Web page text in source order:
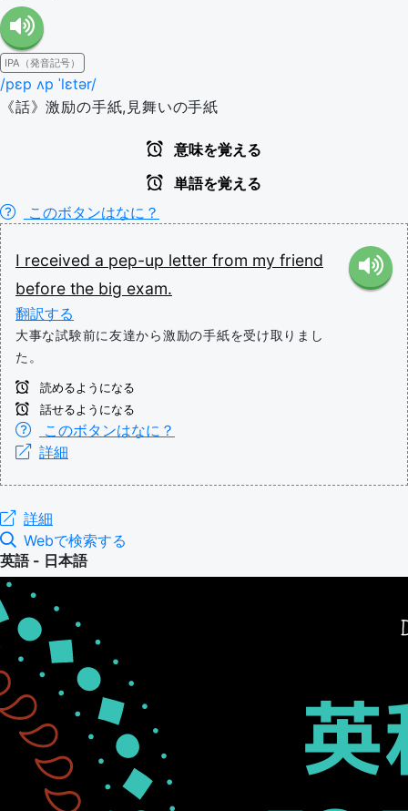
IPA（発音記号）
/pɛp ʌp ˈlɛtər/
《話》激励の手紙,見舞いの手紙
意味を覚える
単語を覚える
このボタンはなに？
I received a pep-up letter from my friend
before the big exam.
翻訳する
大事な試験前に友達から激励の手紙を受け取りまし
た。
読めるようになる
話せるようになる
このボタンはなに？
詳細
詳細
Webで検索する
英語 - 日本語